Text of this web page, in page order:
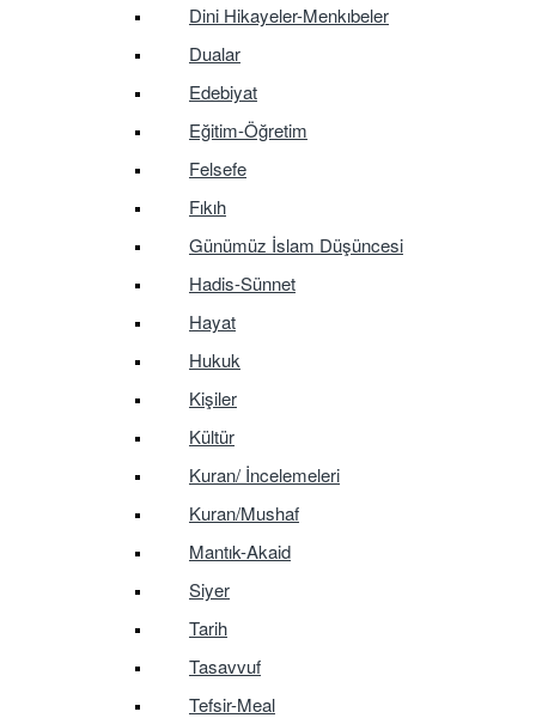
Dini Hikayeler-Menkıbeler
Dualar
Edebiyat
Eğitim-Öğretim
Felsefe
Fıkıh
Günümüz İslam Düşüncesi
Hadis-Sünnet
Hayat
Hukuk
Kişiler
Kültür
Kuran/ İncelemeleri
Kuran/Mushaf
Mantık-Akaid
Siyer
Tarih
Tasavvuf
Tefsir-Meal